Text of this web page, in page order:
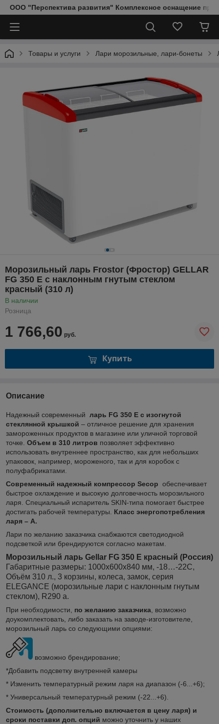
ООО "Перспектива развития" Комплексное оснащение
Товары и услуги Лари морозильные, лари-бонеты
Морозильный ларь Frostor (Фростор) GELLAR
FG 350 E с наклонным гнутым стеклом
красный (310 л)
В наличии
Розница
1 766,60 руб.
Купить
Описание
Надежный современный ларь FG 350 E с изогнутой
стеклянной крышкой – отличное решение для хранения
замороженных продуктов в магазине или уличной торговой
точке. Объем в 310 литров позволяет эффективно
использовать внутреннее пространство, как для небольших
упаковок, например, мороженого, так и для коробок с
полуфабрикатами.
Современный надежный компрессор Secop обеспечивает
быстрое охлаждение и высокую долговечность морозильного
ларя. Специальный испаритель SKIN-типа помогает быстрее
достигать рабочей температуры. Класс энергопотребления
ларя – А.
Лари по желанию заказчика снабжаются светодиодной
подсветкой или брендируются согласно макетам.
Морозильный ларь Gellar FG 350 E красный (Россия)
Габаритные размеры: 1000х600х840 мм, -18…-22C,
Объём 310 л., 3 корзины, колеса, замок, серия
ELEGANCE (морозильные лари с наклонным гнутым
стеклом), R290 а.
При необходимости, по желанию заказчика , возможно
доукомплектовать, либо заказать на заводе-изготовителе,
морозильный ларь со следующими опциями:
возможно брендирование;
*Добавить подсветку внутренней камеры
* Изменить температурный режим ларя на диапазон (-6...+6);
* Универсальный температурный режим (-22...+6).
Стоимость (дополнительно включается в цену ларя) и
сроки поставки доп. опций можно уточнить у наших